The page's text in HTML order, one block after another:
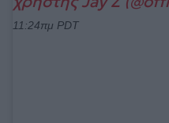
11:24πμ PDT